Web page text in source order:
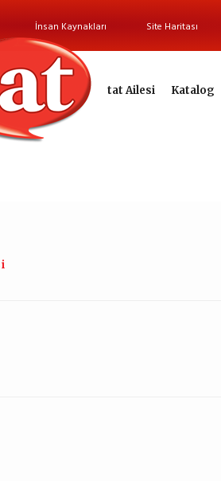
İnsan Kaynakları Site Haritası
tat Ailesi Katalog